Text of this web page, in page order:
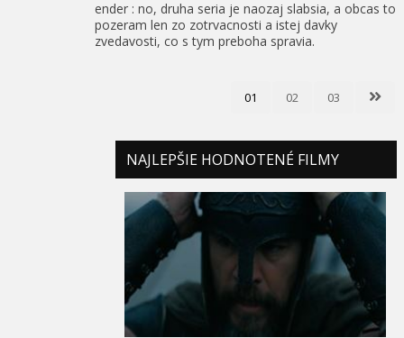
ender : no, druha seria je naozaj slabsia, a obcas to
pozeram len zo zotrvacnosti a istej davky
zvedavosti, co s tym preboha spravia.
01 02 03
NAJLEPŠIE HODNOTENÉ FILMY